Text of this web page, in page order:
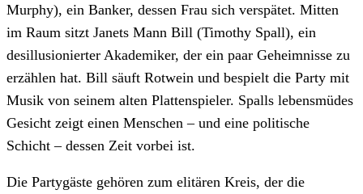
Murphy), ein Banker, dessen Frau sich verspätet. Mitten
im Raum sitzt Janets Mann Bill (Timothy Spall), ein
desillusionierter Akademiker, der ein paar Geheimnisse zu
erzählen hat. Bill säuft Rotwein und bespielt die Party mit
Musik von seinem alten Plattenspieler. Spalls lebensmüdes
Gesicht zeigt einen Menschen – und eine politische
Schicht – dessen Zeit vorbei ist.
Die Partygäste gehören zum elitären Kreis, der die